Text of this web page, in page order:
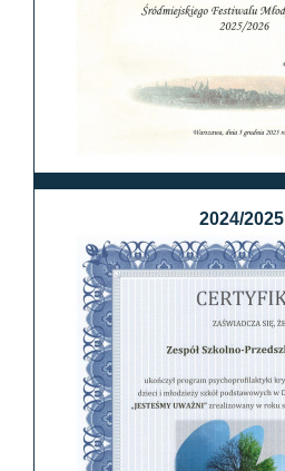
2024/2025